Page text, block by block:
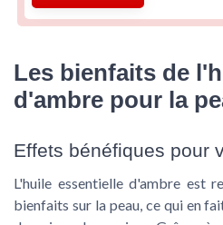
Les bienfaits de
d'ambre pour la
Effets bénéfiques pour
L'huile essentielle d'ambre est
bienfaits sur la peau, ce qui en